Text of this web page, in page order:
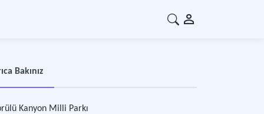
Bakınız
Kanyon Milli Parkı